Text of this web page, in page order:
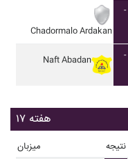
Chadormalo Ardakan
-
Naft Abadan
-
هفته ۱۷
میزبان نتیجه